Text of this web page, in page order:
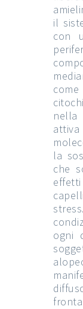
il
con
nella
la
che
ogni